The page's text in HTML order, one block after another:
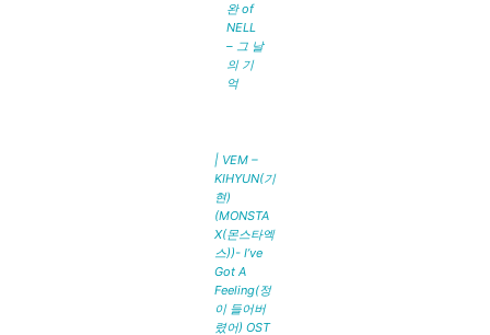
완 of
NELL
– 그 날
의 기
억
| VEM –
KIHYUN(기
현)
(MONSTA
X(몬스타엑
스))- I’ve
Got A
Feeling(정
이 들어버
렸어) OST